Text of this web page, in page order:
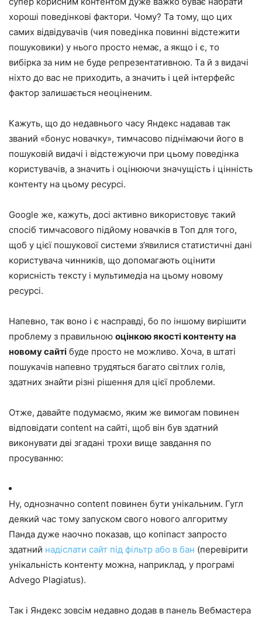
хороші поведінкові фактори. Чому? Та тому, що цих
самих відвідувачів (чия поведінка повинні відстежити
пошуковики) у нього просто немає, а якщо і є, то
вибірка за ним не буде репрезентативною. Та й з видачі
ніхто до вас не приходить, а значить і цей інтерфейс
фактор залишається неоціненим.
Кажуть, що до недавнього часу Яндекс надавав так
званий «бонус новачку», тимчасово піднімаючи його в
пошуковій видачі і відстежуючи при цьому поведінка
користувачів, а значить і оцінюючи значущість і цінність
контенту на цьому ресурсі.
Google же, кажуть, досі активно використовує такий
спосіб тимчасового підйому новачків в Топ для того,
щоб у цієї пошукової системи з’явилися статистичні дані
користувача чинників, що допомагають оцінити
корисність тексту і мультимедіа на цьому новому
ресурсі.
Напевно, так воно і є насправді, бо по іншому вирішити
проблему з правильною оцінкою якості контенту на
новому сайті буде просто не можливо. Хоча, в штаті
пошукачів напевно трудяться багато світлих голів,
здатних знайти різні рішення для цієї проблеми.
Отже, давайте подумаємо, яким же вимогам повинен
відповідати content на сайті, щоб він був здатний
виконувати дві згадані трохи вище завдання по
просуванню:
Ну, однозначно content повинен бути унікальним. Гугл
деякий час тому запуском свого нового алгоритму
Панда дуже наочно показав, що копіпаст запросто
здатний надіслати сайт під фільтр або в бан (перевірити
унікальність контенту можна, наприклад, у програмі
Advego Plagiatus).
Так і Яндекс зовсім недавно додав в панель Вебмастера